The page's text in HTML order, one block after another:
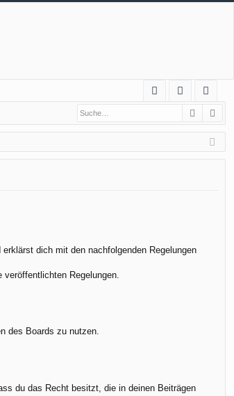
Q
m
el
eg
ist
rie
Suche
dich mit den nachfolgenden Regelungen
Regelungen.
des Boards zu nutzen.
du das Recht besitzt, die in deinen Beiträgen